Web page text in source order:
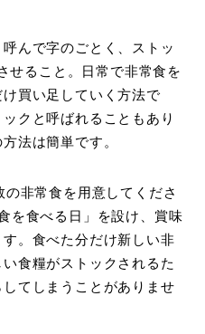
んで字のごとく、ストッ
せること。日常で非常食を
買い足していく方法で
クと呼ばれることもあり
法は簡単です。
非常食を用意してくださ
を食べる日」を設け、賞味
。食べた分だけ新しい非
食糧がストックされるた
てしまうことがありませ